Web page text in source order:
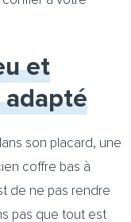
et
son placard, une
coffre bas à
de ne pas rendre
pas que tout est